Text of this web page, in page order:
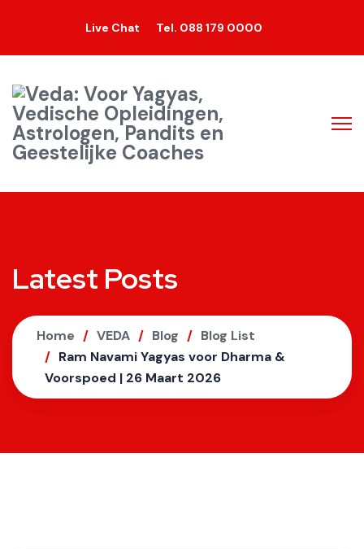
Live Chat Tel. 088 179 0000
Latest Posts
Home VEDA Blog
Blog List
Ram Navami Yagyas voor Dharma &
Voorspoed | 26 Maart 2026